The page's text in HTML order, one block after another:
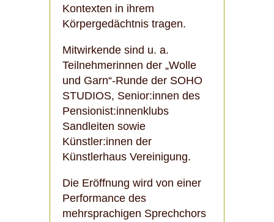
Kontexten in ihrem
Körpergedächtnis tragen.
Mitwirkende sind u. a.
Teilnehmerinnen der „Wolle
und Garn“-Runde der SOHO
STUDIOS, Senior:innen des
Pensionist:innenklubs
Sandleiten sowie
Künstler:innen der
Künstlerhaus Vereinigung.
Die Eröffnung wird von einer
Performance des
mehrsprachigen Sprechchors